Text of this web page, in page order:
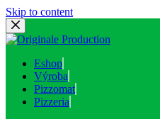
Skip to content
Eshop
Výroba
Pizzomat
Pizzeria